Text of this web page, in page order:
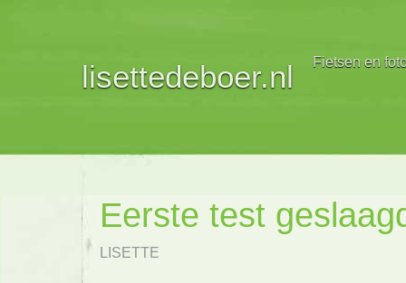
lisettedeboer.nl Fietsen en
Eerste test
LISETTE